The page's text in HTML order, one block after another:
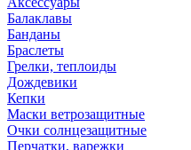
Балаклавы
Банданы
Браслеты
Грелки, теплоиды
Дождевики
Кепки
Маски ветрозащитные
Очки солнцезащитные
Перчатки, варежки